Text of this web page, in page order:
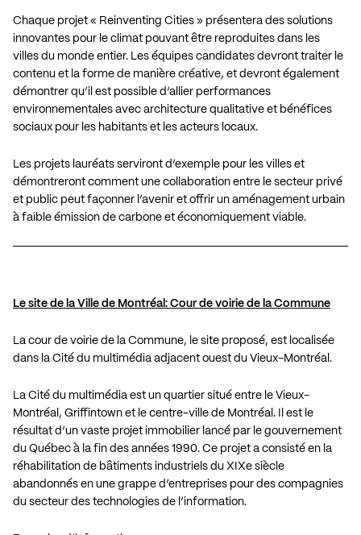
Chaque projet « Reinventing Cities » présentera des solutions
innovantes pour le climat pouvant être reproduites dans les
villes du monde entier. Les équipes candidates devront traiter le
contenu et la forme de manière créative, et devront également
démontrer qu’il est possible d’allier performances
environnementales avec architecture qualitative et bénéfices
sociaux pour les habitants et les acteurs locaux.
Les projets lauréats serviront d’exemple pour les villes et
démontreront comment une collaboration entre le secteur privé
et public peut façonner l’avenir et offrir un aménagement urbain
à faible émission de carbone et économiquement viable.
Le site de la Ville de Montréal: Cour de voirie de la Commune
La cour de voirie de la Commune, le site proposé, est localisée
dans la Cité du multimédia adjacent ouest du Vieux-Montréal.
La Cité du multimédia est un quartier situé entre le Vieux-
Montréal, Griffintown et le centre-ville de Montréal. Il est le
résultat d’un vaste projet immobilier lancé par le gouvernement
du Québec à la fin des années 1990. Ce projet a consisté en la
réhabilitation de bâtiments industriels du XIXe siècle
abandonnés en une grappe d’entreprises pour des compagnies
du secteur des technologies de l’information.